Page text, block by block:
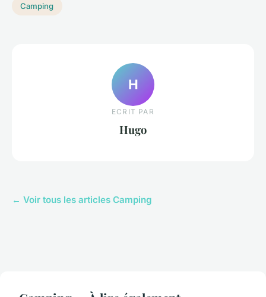
Camping
H
ECRIT PAR
Hugo
← Voir tous les articles Camping